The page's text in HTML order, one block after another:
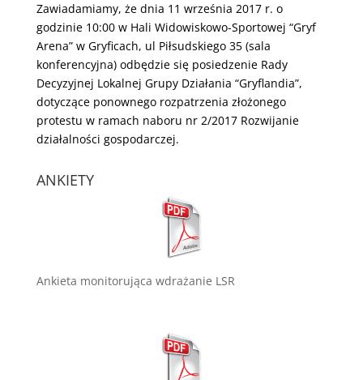
Zawiadamiamy, że dnia 11 września 2017 r. o
godzinie 10:00 w Hali Widowiskowo-Sportowej “Gryf
Arena” w Gryficach, ul Piłsudskiego 35 (sala
konferencyjna) odbędzie się posiedzenie Rady
Decyzyjnej Lokalnej Grupy Działania “Gryflandia”,
dotyczące ponownego rozpatrzenia złożonego
protestu w ramach naboru nr 2/2017 Rozwijanie
działalności gospodarczej.
ANKIETY
Ankieta monitorująca wdrażanie LSR